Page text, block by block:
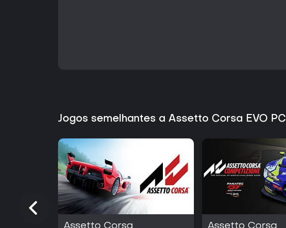
Jogos semelhantes a Assetto Corsa EVO PC
Assetto Corsa Assetto Corsa